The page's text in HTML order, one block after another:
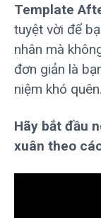
Template
tuyệt vời để
nhân mà
đơn giản là
niệm khó quên.
Hãy bắt đầu
xuân theo